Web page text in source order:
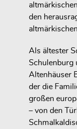
den
Als ältester
Schulenburg
Altenhäuser
der die
großen
– von den